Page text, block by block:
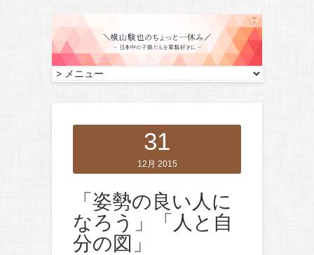
31
12月 2015
「姿勢の良い人に
なろう」「人と自
分の図」